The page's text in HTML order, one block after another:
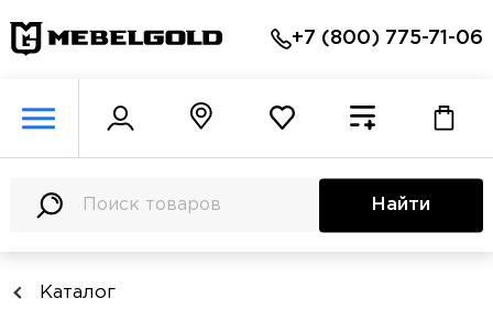
+7 (800) 775-71-06
Найти
Каталог